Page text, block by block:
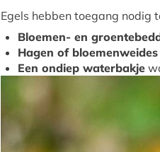
Egels hebben toegang nodig
Bloemen- en
Hagen of bloemenweides
Een ondiep waterbakje